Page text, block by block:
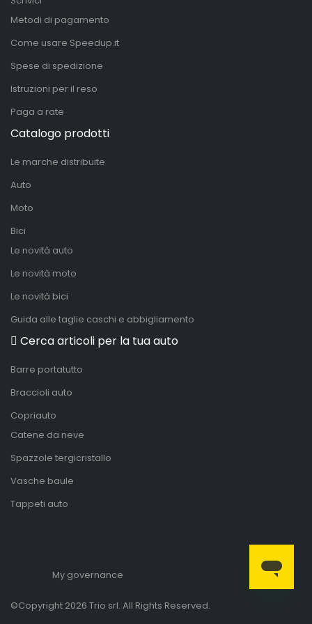
Metodi di pagamento
Come usare Speedup.it
Spese di spedizione
Istruzioni per il reso
Paga a rate
Catalogo prodotti
Le marche distribuite
Auto
Moto
Bici
Le novità auto
Le novità moto
Le novità bici
Guida alle taglie caschi e abbigliamento
Cerca articoli per la tua auto
Barre portatutto
Braccioli auto
Copriauto
Catene da neve
Spazzole tergicristallo
Vasche baule
Tappeti auto
My governance
©Copyright 2026 Trio srl. All Rights Reserved.